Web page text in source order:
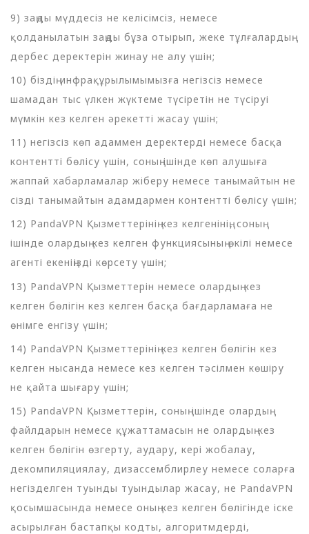
9) заңды мүддесіз не келісімсіз, немесе
қолданылатын заңды бұза отырып, жеке тұлғалардың
дербес деректерін жинау не алу үшін;
10) біздің инфрақұрылымымызға негізсіз немесе
шамадан тыс үлкен жүктеме түсіретін не түсіруі
мүмкін кез келген әрекетті жасау үшін;
11) негізсіз көп адаммен деректерді немесе басқа
контентті бөлісу үшін, соның ішінде көп алушыға
жаппай хабарламалар жіберу немесе танымайтын не
сізді танымайтын адамдармен контентті бөлісу үшін;
12) PandaVPN Қызметтерінің кез келгенінің, соның
ішінде олардың кез келген функциясының өкілі немесе
агенті екеніңізді көрсету үшін;
13) PandaVPN Қызметтерін немесе олардың кез
келген бөлігін кез келген басқа бағдарламаға не
өнімге енгізу үшін;
14) PandaVPN Қызметтерінің кез келген бөлігін кез
келген нысанда немесе кез келген тәсілмен көшіру
не қайта шығару үшін;
15) PandaVPN Қызметтерін, соның ішінде олардың
файлдарын немесе құжаттамасын не олардың кез
келген бөлігін өзгерту, аудару, кері жобалау,
декомпиляциялау, дизассемблирлеу немесе соларға
негізделген туынды туындылар жасау, не PandaVPN
қосымшасында немесе оның кез келген бөлігінде іске
асырылған бастапқы кодты, алгоритмдерді,